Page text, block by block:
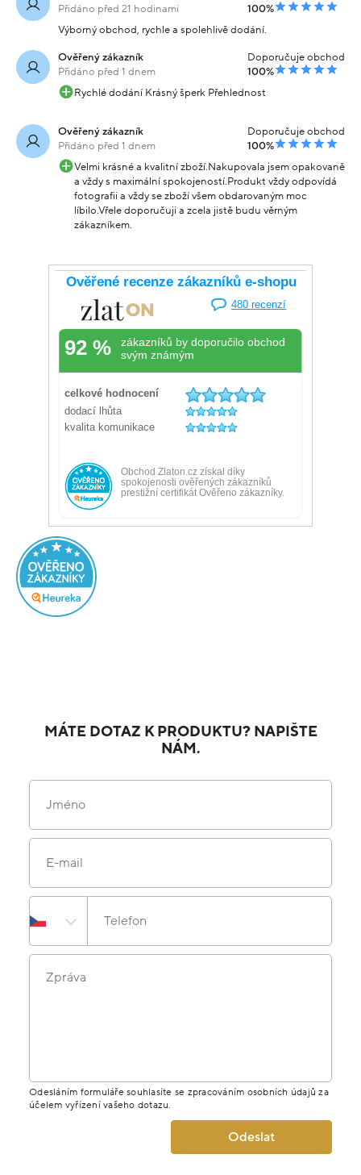
Přidáno před 21 hodinami
100%
Výborný obchod, rychle a spolehlivě dodání.
Ověřený zákazník
Přidáno před 1 dnem
Doporučuje obchod
100%
Rychlé dodání Krásný šperk Přehlednost
Ověřený zákazník
Přidáno před 1 dnem
Doporučuje obchod
100%
Velmi krásné a kvalitní zboží.Nakupovala jsem opakovaně
a vždy s maximální spokojeností.Produkt vždy odpovídá
fotografii a vždy se zboží všem obdarovaným moc
líbilo.Vřele doporučuji a zcela jistě budu věrným
zákazníkem.
MÁTE DOTAZ K PRODUKTU? NAPIŠTE
NÁM.
Jméno
E-mail
Telefon
Zpráva
Odesláním formuláře souhlasíte se zpracováním osobních údajů za
účelem vyřízení vašeho dotazu.
Odeslat